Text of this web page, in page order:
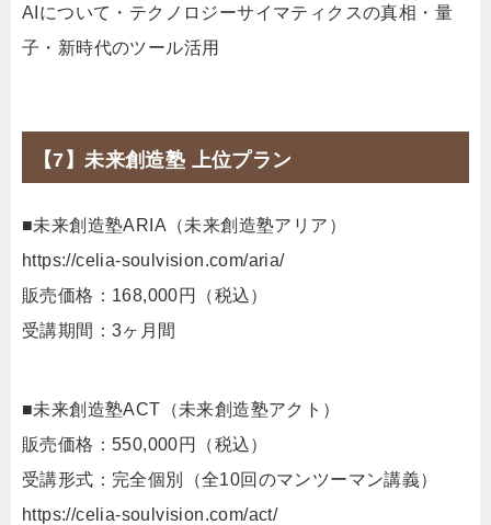
AIについて・テクノロジーサイマティクスの真相・量
子・新時代のツール活用
【7】未来創造塾 上位プラン
■未来創造塾ARIA（未来創造塾アリア）
https://celia-soulvision.com/aria/
販売価格：168,000円（税込）
受講期間：3ヶ月間
■未来創造塾ACT（未来創造塾アクト）
販売価格：550,000円（税込）
受講形式：完全個別（全10回のマンツーマン講義）
https://celia-soulvision.com/act/